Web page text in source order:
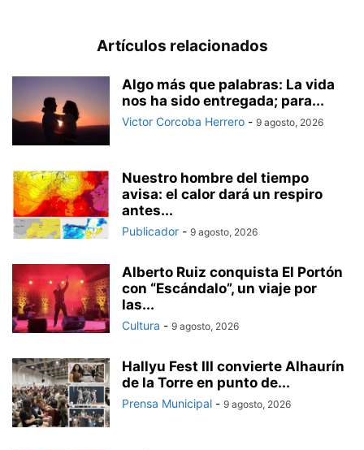
Artículos relacionados
Algo más que palabras: La vida
nos ha sido entregada; para...
Victor Corcoba Herrero - 9 agosto, 2026
Nuestro hombre del tiempo
avisa: el calor dará un respiro
antes...
Publicador - 9 agosto, 2026
Alberto Ruiz conquista El Portón
con “Escándalo”, un viaje por
las...
Cultura - 9 agosto, 2026
Hallyu Fest III convierte Alhaurín
de la Torre en punto de...
Prensa Municipal - 9 agosto, 2026